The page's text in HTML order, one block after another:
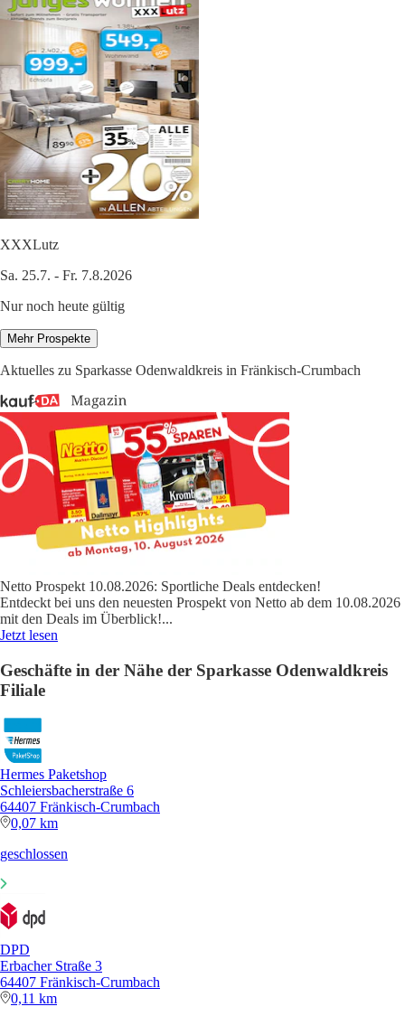
XXXLutz
Sa. 25.7. - Fr. 7.8.2026
Nur noch heute gültig
Mehr Prospekte
Aktuelles zu Sparkasse Odenwaldkreis in Fränkisch-Crumbach
Netto Prospekt 10.08.2026: Sportliche Deals entdecken!
Entdeckt bei uns den neuesten Prospekt von Netto ab dem 10.08.2026
mit den Deals im Überblick!...
Jetzt lesen
Geschäfte in der Nähe der Sparkasse Odenwaldkreis
Filiale
Hermes Paketshop
Schleiersbacherstraße 6
64407 Fränkisch-Crumbach
0,07 km
geschlossen
DPD
Erbacher Straße 3
64407 Fränkisch-Crumbach
0,11 km